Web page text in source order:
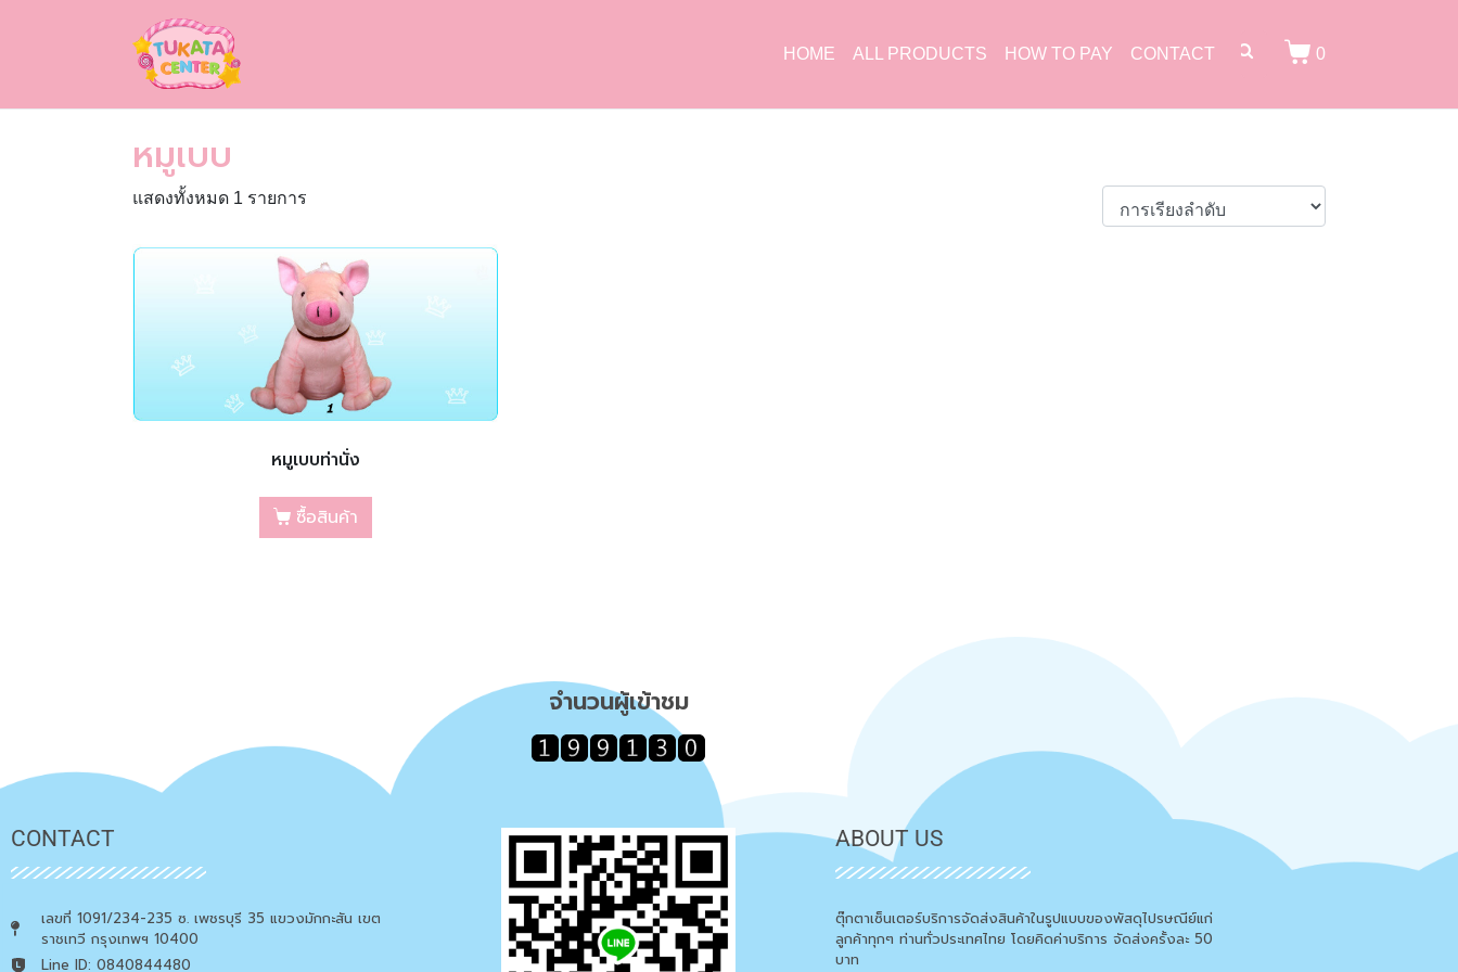
HOME ALL PRODUCTS HOW TO PAY CONTACT 0
หมูเบบ
แสดงทั้งหมด 1 รายการ
หมูเบบท่านั่ง
ซื้อสินค้า
จำนวนผู้เข้าชม
CONTACT
เลขที่ 1091/234-235 ซ. เพชรบุรี 35 แขวงมักกะสัน เขต
ราชเทวี กรุงเทพฯ 10400
Line ID: 0840844480
ABOUT US
ตุ๊กตาเซ็นเตอร์บริการจัดส่งสินค้าในรูปแบบของพัสดุไปรษณีย์แก่
ลูกค้าทุกๆ ท่านทั่วประเทศไทย โดยคิดค่าบริการ จัดส่งครั้งละ 50
บาท